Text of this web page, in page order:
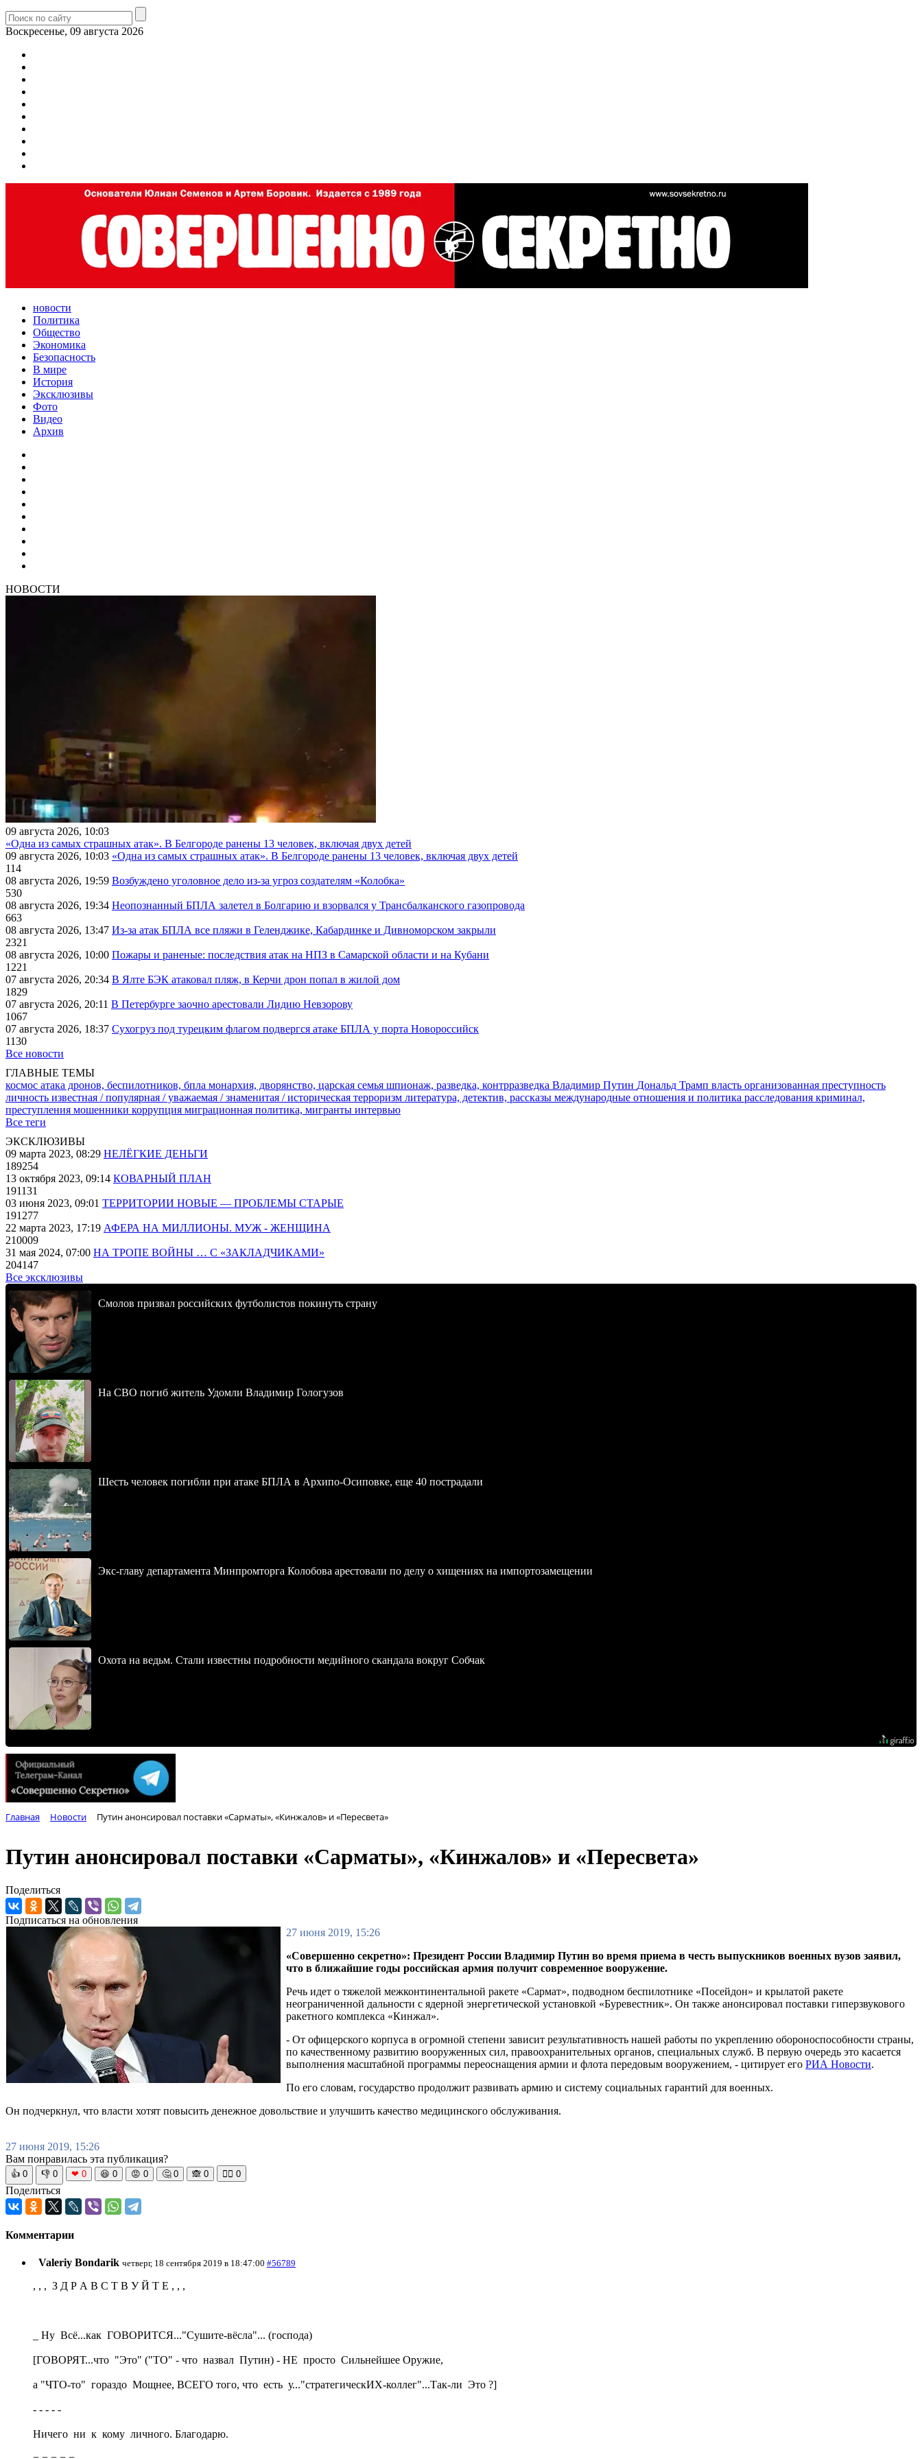
Воскресенье, 09 августа 2026
новости
Политика
Общество
Экономика
Безопасность
В мире
История
Эксклюзивы
Фото
Видео
Архив
НОВОСТИ
09 августа 2026, 10:03
«Одна из самых страшных атак». В Белгороде ранены 13 человек, включая двух детей
09 августа 2026, 10:03 «Одна из самых страшных атак». В Белгороде ранены 13 человек, включая двух детей
114
08 августа 2026, 19:59 Возбуждено уголовное дело из-за угроз создателям «Колобка»
530
08 августа 2026, 19:34 Неопознанный БПЛА залетел в Болгарию и взорвался у Трансбалканского газопровода
663
08 августа 2026, 13:47 Из-за атак БПЛА все пляжи в Геленджике, Кабардинке и Дивноморском закрыли
2321
08 августа 2026, 10:00 Пожары и раненые: последствия атак на НПЗ в Самарской области и на Кубани
1221
07 августа 2026, 20:34 В Ялте БЭК атаковал пляж, в Керчи дрон попал в жилой дом
1829
07 августа 2026, 20:11 В Петербурге заочно арестовали Лидию Невзорову
1067
07 августа 2026, 18:37 Сухогруз под турецким флагом подвергся атаке БПЛА у порта Новороссийск
1130
Все новости
ГЛАВНЫЕ ТЕМЫ
космос атака дронов, беспилотников, бпла монархия, дворянство, царская семья шпионаж, разведка, контрразведка Владимир Путин Дональд Трамп власть организованная преступность
личность известная / популярная / уважаемая / знаменитая / историческая терроризм литература, детектив, рассказы международные отношения и политика расследования криминал,
преступления мошенники коррупция миграционная политика, мигранты интервью
Все теги
ЭКСКЛЮЗИВЫ
09 марта 2023, 08:29 НЕЛЁГКИЕ ДЕНЬГИ
189254
13 октября 2023, 09:14 КОВАРНЫЙ ПЛАН
191131
03 июня 2023, 09:01 ТЕРРИТОРИИ НОВЫЕ — ПРОБЛЕМЫ СТАРЫЕ
191277
22 марта 2023, 17:19 АФЕРА НА МИЛЛИОНЫ. МУЖ - ЖЕНЩИНА
210009
31 мая 2024, 07:00 НА ТРОПЕ ВОЙНЫ … С «ЗАКЛАДЧИКАМИ»
204147
Все эксклюзивы
Смолов призвал российских футболистов покинуть страну
На СВО погиб житель Удомли Владимир Гологузов
Шесть человек погибли при атаке БПЛА в Архипо-Осиповке, еще 40 пострадали
Экс-главу департамента Минпромторга Колобова арестовали по делу о хищениях на импортозамещении
Охота на ведьм. Стали известны подробности медийного скандала вокруг Собчак
Главная Новости Путин анонсировал поставки «Сарматы», «Кинжалов» и «Пересвета»
Путин анонсировал поставки «Сарматы», «Кинжалов» и «Пересвета»
Поделиться
Подписаться на обновления
27 июня 2019, 15:26
«Совершенно секретно»: Президент России Владимир Путин во время приема в честь выпускников военных вузов заявил,
что в ближайшие годы российская армия получит современное вооружение.
Речь идет о тяжелой межконтинентальной ракете «Сармат», подводном беспилотнике «Посейдон» и крылатой ракете
неограниченной дальности с ядерной энергетической установкой «Буревестник». Он также анонсировал поставки гиперзвукового
ракетного комплекса «Кинжал».
- От офицерского корпуса в огромной степени зависит результативность нашей работы по укреплению обороноспособности страны,
по качественному развитию вооруженных сил, правоохранительных органов, специальных служб. В первую очередь это касается
выполнения масштабной программы переоснащения армии и флота передовым вооружением, - цитирует его РИА Новости.
По его словам, государство продолжит развивать армию и систему социальных гарантий для военных.
Он подчеркнул, что власти хотят повысить денежное довольствие и улучшить качество медицинского обслуживания.
27 июня 2019, 15:26
Вам понравилась эта публикация?
👍 0 👎 0 ❤ 0 😆 0 😡 0 🤔 0 🙈 0 🧘‍♀️ 0
Поделиться
Комментарии
Valeriy Bondarik четверг, 18 сентября 2019 в 18:47:00 #56789
, , , З Д Р А В С Т В У Й Т Е , , ,
_ Ну Всё...как ГОВОРИТСЯ..."Сушите-вёсла"... (господа)
[ГОВОРЯТ...что "Это" ("ТО" - что назвал Путин) - НЕ просто Сильнейшее Оружие,
а "ЧТО-то" гораздо Мощнее, ВСЕГО того, что есть у..."стратегическИХ-коллег"...Так-ли Это ?]
- - - - -
Ничего ни к кому личного. Благодарю.